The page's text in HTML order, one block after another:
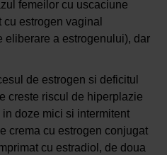
femeilor cu uscaciune
estrogen vaginal
eliberare a estrogenului), dar
de estrogen si deficitul
creste riscul de hiperplazie
doze mici si intermitent
crema cu estrogen conjugat
cu estradiol, de doua